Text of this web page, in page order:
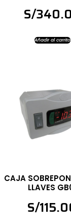
S/
Añadir al carrito
CAJA
LLAVES
S/